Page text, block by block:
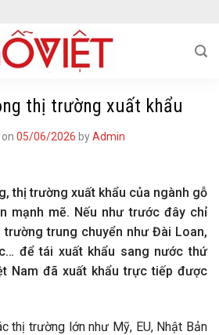
thị trường xuất khẩu
05/06/2026 byAdmin
thị trường xuất khẩu của ngành gỗ
mạnh mẽ. Nếu như trước đây chỉ
trung chuyển như Đài Loan,
để tái xuất khẩu sang nước thứ
Nam đã xuất khẩu trực tiếp được
thị trường lớn như Mỹ, EU, Nhật Bản